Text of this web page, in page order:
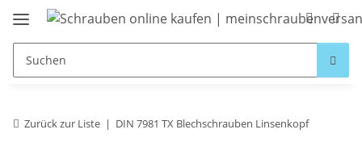
Zurück zur Liste DIN 7981 TX Blechschrauben Linsenkopf